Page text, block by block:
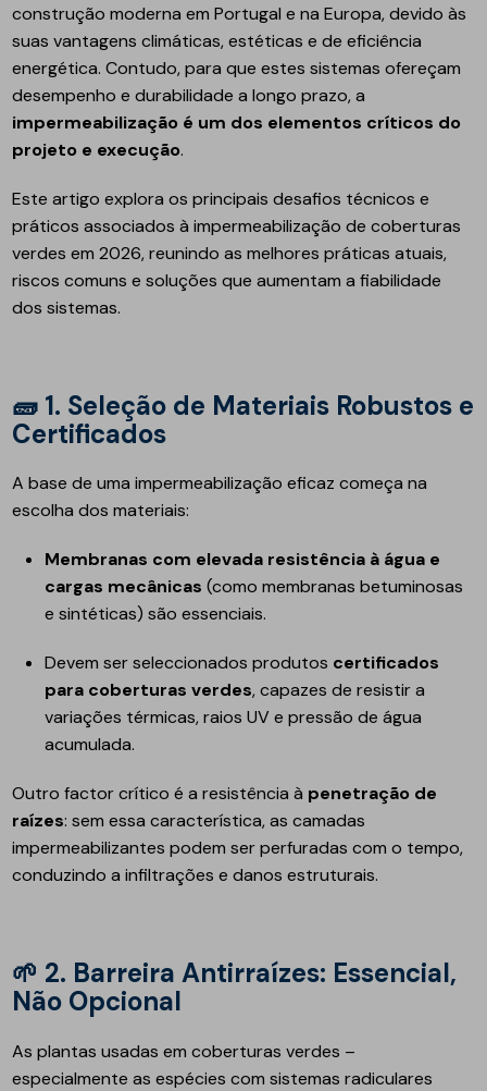
construção moderna em Portugal e na Europa, devido às
suas vantagens climáticas, estéticas e de eficiência
energética. Contudo, para que estes sistemas ofereçam
desempenho e durabilidade a longo prazo, a
impermeabilização é um dos elementos críticos do
projeto e execução.
Este artigo explora os principais desafios técnicos e
práticos associados à impermeabilização de coberturas
verdes em 2026, reunindo as melhores práticas atuais,
riscos comuns e soluções que aumentam a fiabilidade
dos sistemas.
1. Seleção de Materiais Robustos e
Certificados
A base de uma impermeabilização eficaz começa na
escolha dos materiais:
Membranas com elevada resistência à água e
cargas mecânicas (como membranas betuminosas
e sintéticas) são essenciais.
Devem ser seleccionados produtos certificados
para coberturas verdes, capazes de resistir a
variações térmicas, raios UV e pressão de água
acumulada.
Outro factor crítico é a resistência à penetração de
raízes: sem essa característica, as camadas
impermeabilizantes podem ser perfuradas com o tempo,
conduzindo a infiltrações e danos estruturais.
2. Barreira Antirraízes: Essencial,
Não Opcional
As plantas usadas em coberturas verdes –
especialmente as espécies com sistemas radiculares